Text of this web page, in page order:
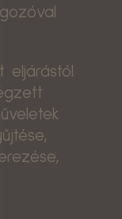
eljárástól